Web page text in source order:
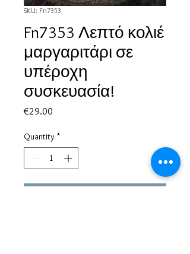
SKU: Fn7353
Fn7353 Λεπτό κολιέ
μαργαριτάρι σε
υπέροχη
συσκευασία!
€29.00
Quantity *